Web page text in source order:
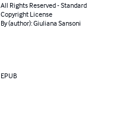
All Rights Reserved - Standard
Copyright License
By (author): Giuliana Sansoni
EPUB